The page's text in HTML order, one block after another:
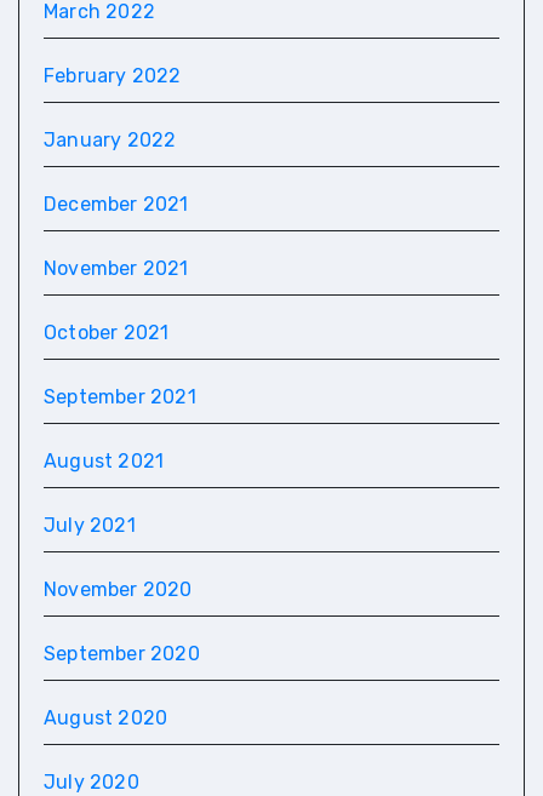
March 2022
February 2022
January 2022
December 2021
November 2021
October 2021
September 2021
August 2021
July 2021
November 2020
September 2020
August 2020
July 2020